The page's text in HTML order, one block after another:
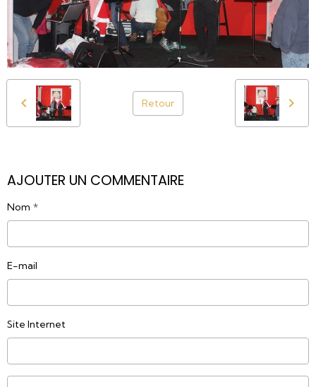
Retour
AJOUTER UN COMMENTAIRE
Nom
E-mail
Site Internet